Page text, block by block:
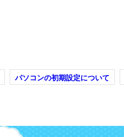
パソコンの初期設定について